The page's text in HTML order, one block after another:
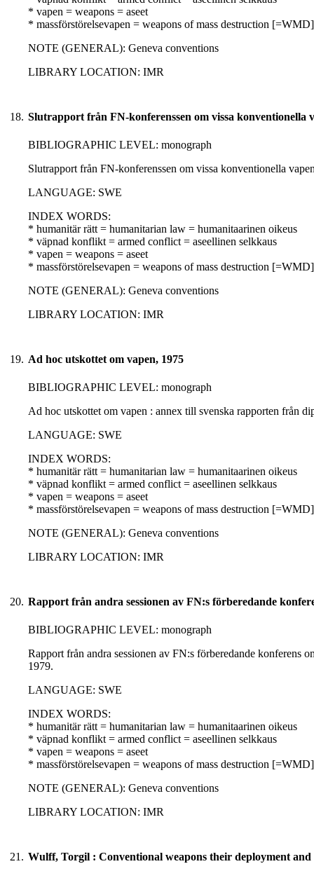
* vapen = weapons = aseet
* massförstörelsevapen = weapons of mass destruction
NOTE (GENERAL): Geneva conventions
LIBRARY LOCATION: IMR
18. Slutrapport från FN-konferenssen om vissa konventionella
BIBLIOGRAPHIC LEVEL: monograph
Slutrapport från FN-konferenssen om vissa konventionella
LANGUAGE: SWE
INDEX WORDS:
* humanitär rätt = humanitarian law = humanitaarinen oikeus
* väpnad konflikt = armed conflict = aseellinen selkkaus
* vapen = weapons = aseet
* massförstörelsevapen = weapons of mass destruction
NOTE (GENERAL): Geneva conventions
LIBRARY LOCATION: IMR
19. Ad hoc utskottet om vapen, 1975
BIBLIOGRAPHIC LEVEL: monograph
Ad hoc utskottet om vapen : annex till svenska rapporten från
LANGUAGE: SWE
INDEX WORDS:
* humanitär rätt = humanitarian law = humanitaarinen oikeus
* väpnad konflikt = armed conflict = aseellinen selkkaus
* vapen = weapons = aseet
* massförstörelsevapen = weapons of mass destruction
NOTE (GENERAL): Geneva conventions
LIBRARY LOCATION: IMR
20. Rapport från andra sessionen av FN:s förberedande
BIBLIOGRAPHIC LEVEL: monograph
Rapport från andra sessionen av FN:s förberedande konferens
1979.
LANGUAGE: SWE
INDEX WORDS:
* humanitär rätt = humanitarian law = humanitaarinen oikeus
* väpnad konflikt = armed conflict = aseellinen selkkaus
* vapen = weapons = aseet
* massförstörelsevapen = weapons of mass destruction
NOTE (GENERAL): Geneva conventions
LIBRARY LOCATION: IMR
21. Wulff, Torgil : Conventional weapons their deployment